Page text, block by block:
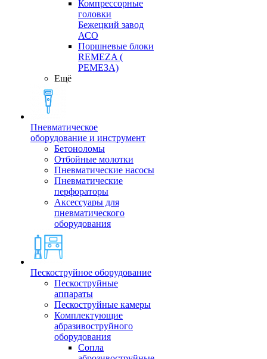
Компрессорные
головки
Бежецкий завод
АСО
Поршневые блоки
REMEZA (
РЕМЕЗА)
Ещё
Пневматическое
оборудование и инструмент
Бетоноломы
Отбойные молотки
Пневматические насосы
Пневматические
перфораторы
Аксессуары для
пневматического
оборудования
Пескоструйное оборудование
Пескоструйные
аппараты
Пескоструйные камеры
Комплектующие
абразивоструйного
оборудования
Сопла